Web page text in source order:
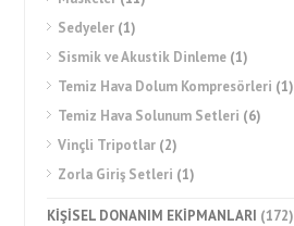
Sedyeler (1)
Sismik ve Akustik Dinleme (1)
Temiz Hava Dolum Kompresörleri (1)
Temiz Hava Solunum Setleri (6)
Vinçli Tripotlar (2)
Zorla Giriş Setleri (1)
KİŞİSEL DONANIM EKİPMANLARI (172)